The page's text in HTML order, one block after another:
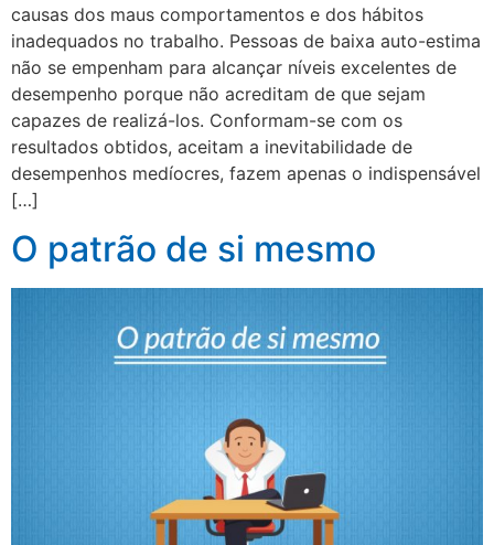
causas dos maus comportamentos e dos hábitos
inadequados no trabalho. Pessoas de baixa auto-estima
não se empenham para alcançar níveis excelentes de
desempenho porque não acreditam de que sejam
capazes de realizá-los. Conformam-se com os
resultados obtidos, aceitam a inevitabilidade de
desempenhos medíocres, fazem apenas o indispensável
[…]
O patrão de si mesmo